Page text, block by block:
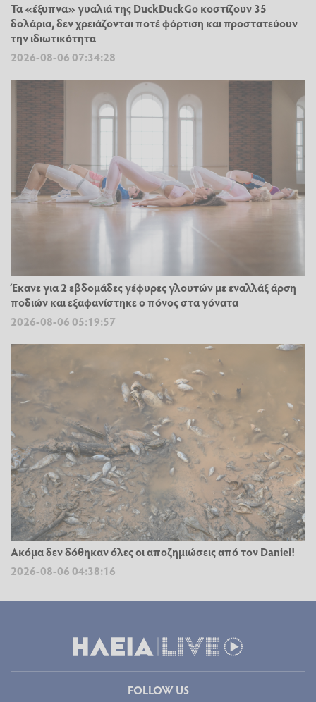
Τα «έξυπνα» γυαλιά της DuckDuckGo κοστίζουν 35
δολάρια, δεν χρειάζονται ποτέ φόρτιση και προστατεύουν
την ιδιωτικότητα
2026-08-06 07:34:28
Έκανε για 2 εβδομάδες γέφυρες γλουτών με εναλλάξ άρση
ποδιών και εξαφανίστηκε ο πόνος στα γόνατα
2026-08-06 05:19:57
Ακόμα δεν δόθηκαν όλες οι αποζημιώσεις από τον Daniel!
2026-08-06 04:38:16
FOLLOW US